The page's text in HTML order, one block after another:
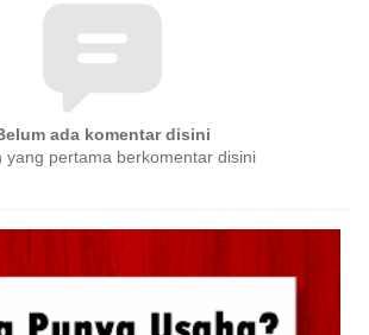
ada komentar disini
yang pertama berkomentar disini